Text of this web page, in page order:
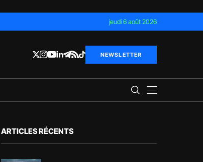
jeudi 6 août 2026
NEWSLETTER
ARTICLES RÉCENTS